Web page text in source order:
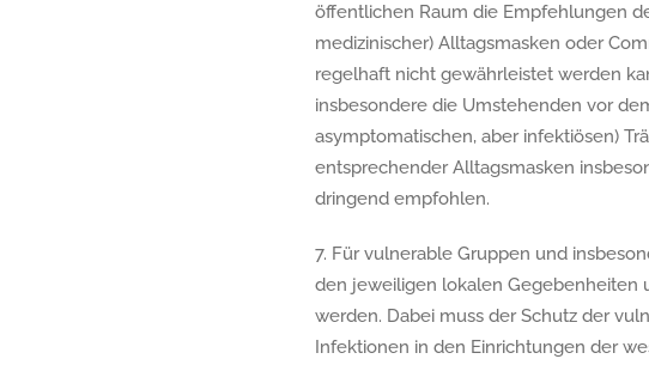
öffentlichen Raum die Empfehlungen
medizinischer) Alltagsmasken oder
regelhaft nicht gewährleistet werden
insbesondere die Umstehenden vor
asymptomatischen, aber infektiösen)
entsprechender Alltagsmasken
dringend empfohlen.
7. Für vulnerable Gruppen und
den jeweiligen lokalen Gegebenheiten
werden. Dabei muss der Schutz der
Infektionen in den Einrichtungen der